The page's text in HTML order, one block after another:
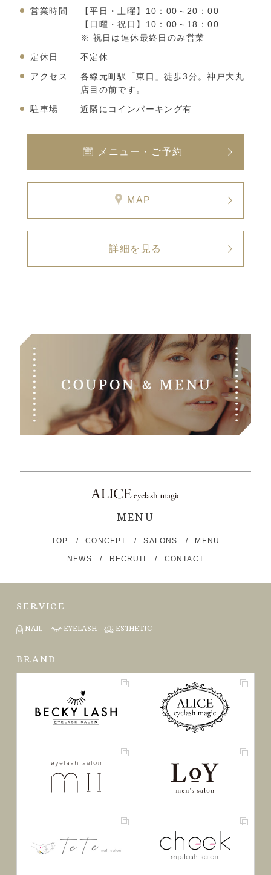
営業時間
【平日・土曜】10：00～20：00
【日曜・祝日】10：00～18：00
※ 祝日は連休最終日のみ営業
定休日
不定休
アクセス
各線元町駅「東口」徒歩3分。神戸大丸
店目の前です。
駐車場
近隣にコインパーキング有
メニュー・ご予約
MAP
詳細を見る
MENU
TOP CONCEPT SALONS MENU
NEWS RECRUIT CONTACT
SERVICE
NAIL EYELASH ESTHETIC
BRAND